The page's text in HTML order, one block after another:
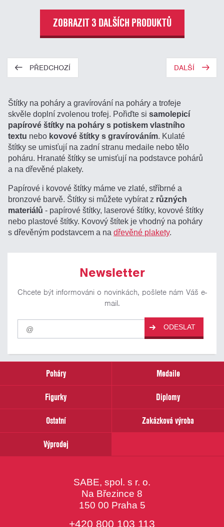
ZOBRAZIT 3 DALŠÍCH PRODUKTŮ
PŘEDCHOZÍ DALŠÍ
Štítky na poháry a gravírování na poháry a trofeje
skvěle doplní zvolenou trofej. Pořiďte sisamolepicí
papírové štítky na poháry s potiskem vlastního
textu nebo kovové štítky s gravírováním. Kulaté
štítky se umisťují na zadní stranu medaile nebo tělo
poháru. Hranaté štítky se umisťují na podstavce pohárů
a na dřevěné plakety.
Papírové i kovové štítky máme ve zlaté, stříbrné a
bronzové barvě. Štítky si můžete vybírat z různých
materiálů - papírové štítky, laserové štítky, kovové štítky
nebo plastové štítky. Kovový štítek je vhodný na poháry
s dřevěným podstavcem a nadřevěné plakety.
Newsletter
Chcete být informováni o novinkách, pošlete nám Váš e-
mail.
Pro
odběr
našich
email
ODESLAT
Poháry
Medaile
Figurky
Diplomy
Ostatní
Zakázková výroba
Výprodej
SABE, spol. s r. o.
Na Březince 8
150 00 Praha 5
+420 800 103 113